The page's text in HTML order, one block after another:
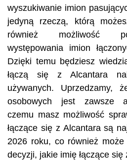
wyszukiwanie imion
jedyną rzeczą, którą
również możliwość
występowania imion
Dzięki temu będziesz
łączą się z Alcantara
używanych. Uprzedzamy,
osobowych jest zawsze
czemu masz możliwość
łączące się z Alcantara są
2026 roku, co również
decyzji, jakie imię łączące